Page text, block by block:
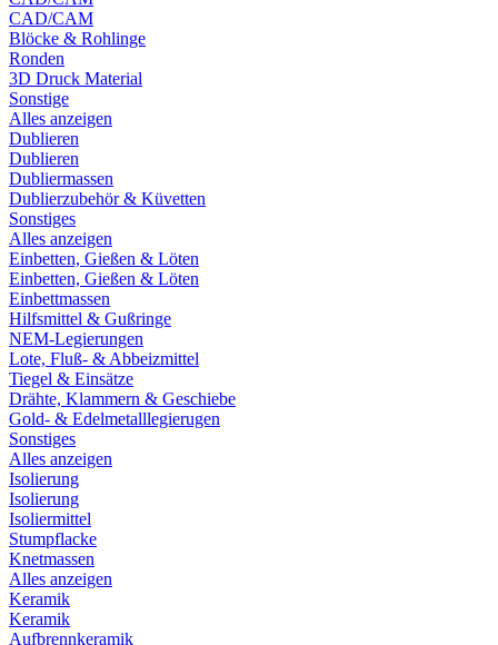
CAD/CAM
Blöcke & Rohlinge
Ronden
3D Druck Material
Sonstige
Alles anzeigen
Dublieren
Dublieren
Dubliermassen
Dublierzubehör & Küvetten
Sonstiges
Alles anzeigen
Einbetten, Gießen & Löten
Einbetten, Gießen & Löten
Einbettmassen
Hilfsmittel & Gußringe
NEM-Legierungen
Lote, Fluß- & Abbeizmittel
Tiegel & Einsätze
Drähte, Klammern & Geschiebe
Gold- & Edelmetalllegierugen
Sonstiges
Alles anzeigen
Isolierung
Isolierung
Isoliermittel
Stumpflacke
Knetmassen
Alles anzeigen
Keramik
Keramik
Aufbrennkeramik